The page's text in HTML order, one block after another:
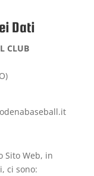
Dati
CLUB
Sito Web, in
ci sono: